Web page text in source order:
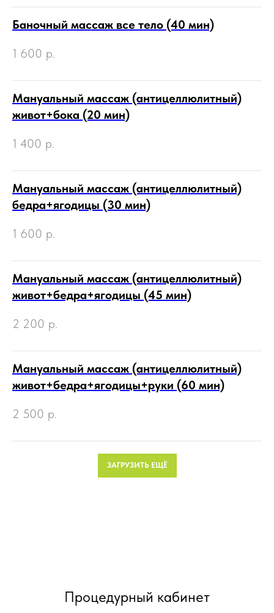
Баночный массаж все тело (40 мин)
1 600 р.
Мануальный массаж (антицеллюлитный)
живот+бока (20 мин)
1 400 р.
Мануальный массаж (антицеллюлитный)
бедра+ягодицы (30 мин)
1 600 р.
Мануальный массаж (антицеллюлитный)
живот+бедра+ягодицы (45 мин)
2 200 р.
Мануальный массаж (антицеллюлитный)
живот+бедра+ягодицы+руки (60 мин)
2 500 р.
ЗАГРУЗИТЬ ЕЩЁ
Процедурный кабинет